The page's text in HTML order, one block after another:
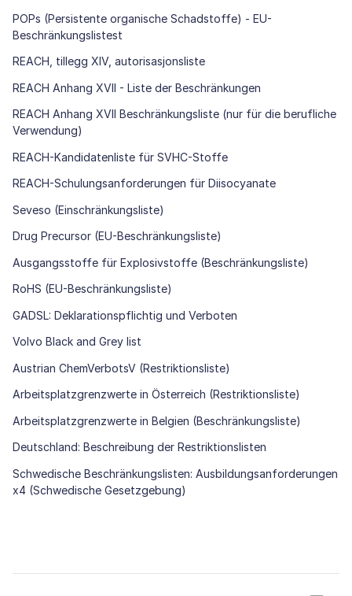
POPs (Persistente organische Schadstoffe) - EU-
Beschränkungslistest
REACH, tillegg XIV, autorisasjonsliste
REACH Anhang XVII - Liste der Beschränkungen
REACH Anhang XVII Beschränkungsliste (nur für die berufliche
Verwendung)
REACH-Kandidatenliste für SVHC-Stoffe
REACH-Schulungsanforderungen für Diisocyanate
Seveso (Einschränkungsliste)
Drug Precursor (EU-Beschränkungsliste)
Ausgangsstoffe für Explosivstoffe (Beschränkungsliste)
RoHS (EU-Beschränkungsliste)
GADSL: Deklarationspflichtig und Verboten
Volvo Black and Grey list
Austrian ChemVerbotsV (Restriktionsliste)
Arbeitsplatzgrenzwerte in Österreich (Restriktionsliste)
Arbeitsplatzgrenzwerte in Belgien (Beschränkungsliste)
Deutschland: Beschreibung der Restriktionslisten
Schwedische Beschränkungslisten: Ausbildungsanforderungen
x4 (Schwedische Gesetzgebung)